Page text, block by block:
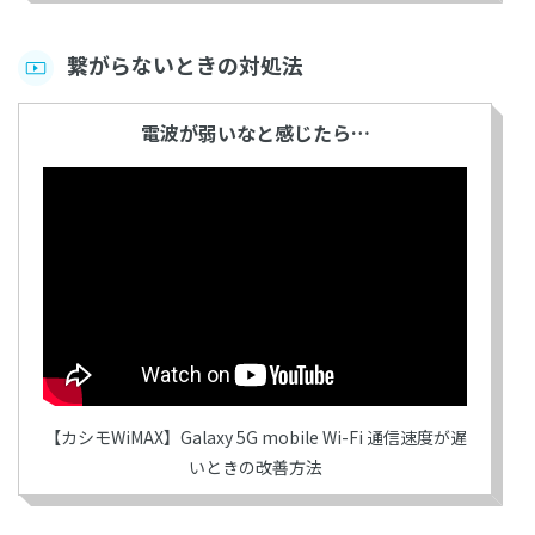
繋がらないときの対処法
電波が弱いなと感じたら…
【カシモWiMAX】Galaxy 5G mobile Wi-Fi 通信速度が遅
いときの改善方法